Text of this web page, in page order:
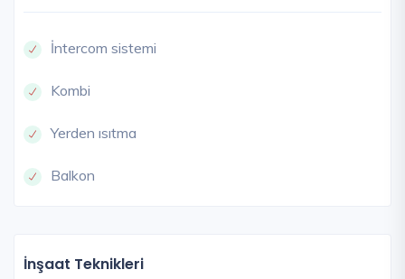
İntercom sistemi
Kombi
Yerden ısıtma
Balkon
İnşaat Teknikleri